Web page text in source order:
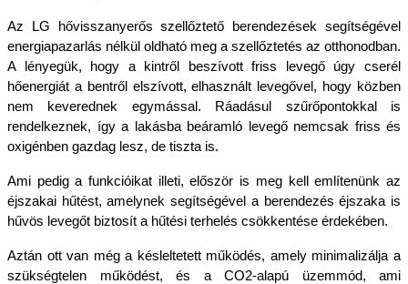
Az LG hővisszanyerős szellőztető berendezések segítségével
energiapazarlás nélkül oldható meg a szellőztetés az otthonodban.
A lényegük, hogy a kintről beszívott friss levegő úgy cserél
hőenergiát a bentről elszívott, elhasznált levegővel, hogy közben
nem keverednek egymással. Ráadásul szűrőpontokkal is
rendelkeznek, így a lakásba beáramló levegő nemcsak friss és
oxigénben gazdag lesz, de tiszta is.
Ami pedig a funkcióikat illeti, először is meg kell említenünk az
éjszakai hűtést, amelynek segítségével a berendezés éjszaka is
hűvös levegőt biztosít a hűtési terhelés csökkentése érdekében.
Aztán ott van még a késleltetett működés, amely minimalizálja a
szükségtelen működést, és a CO2-alapú üzemmód, ami